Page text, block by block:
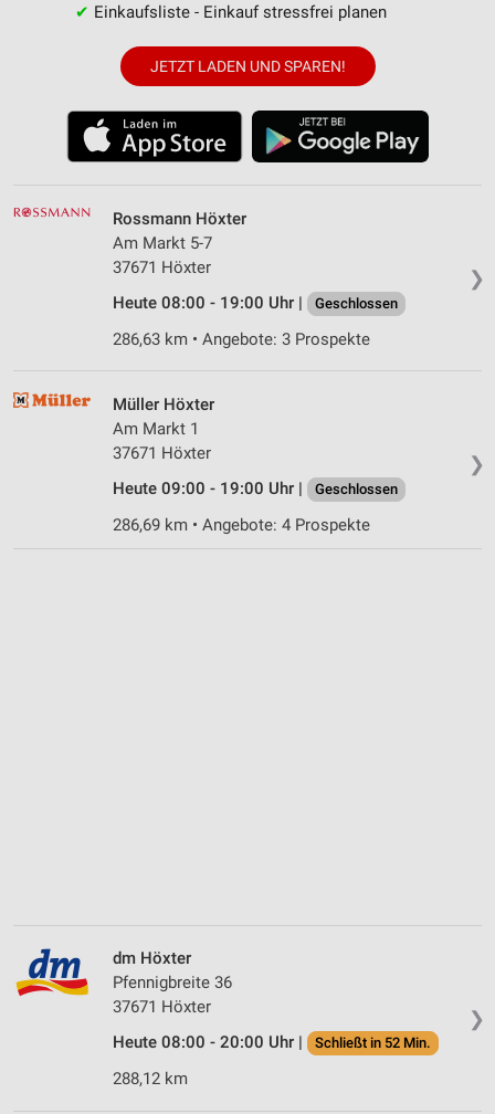
✔ Einkaufsliste - Einkauf stressfrei planen
JETZT LADEN UND SPAREN!
❯
Rossmann Höxter
Am Markt 5-7
37671 Höxter
Heute 08:00 - 19:00 Uhr |
Geschlossen
286,63 km • Angebote: 3 Prospekte
❯
Müller Höxter
Am Markt 1
37671 Höxter
Heute 09:00 - 19:00 Uhr |
Geschlossen
286,69 km • Angebote: 4 Prospekte
❯
dm Höxter
Pfennigbreite 36
37671 Höxter
Heute 08:00 - 20:00 Uhr |
Schließt in 52 Min.
288,12 km